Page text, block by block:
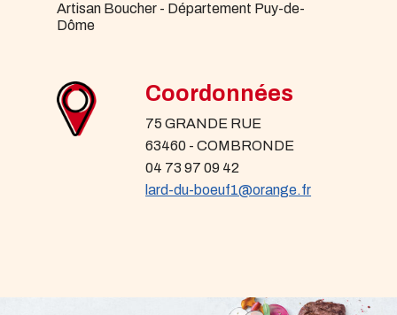
Artisan Boucher - Département Puy-de-
Dôme
Coordonnées
75 GRANDE RUE
63460 - COMBRONDE
04 73 97 09 42
lard-du-boeuf1@orange.fr